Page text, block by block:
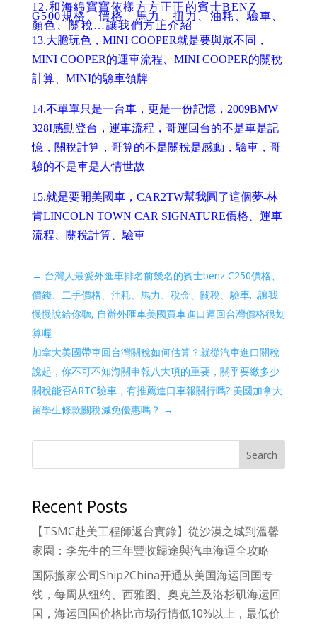
12.和海綿寶寶依樣方方正正的賓士BENZ
G500規格、價格、馬力、扭力、油耗、驗車、
顏色、關稅…讓我們方正介紹
13.大膽玩色，MINI COOPER就是要與眾不同，
MINI COOPER的運車流程、MINI COOPER的關稅
計算、MINI的驗車領牌
14.不單單只是一台車，更是一份記憶，2009BMW
328I感動登台，運車流程，哥運回台的不是車是記
憶，關稅計算，哥算的不是關稅是感動，驗車，哥
驗的不是車是人情世故
15.就是要開美國車，CAR2TW幫我圓了這個夢-林
肯LINCOLN TOWN CAR SIGNATURE價格、運車
流程、關稅計算、驗車
← 台灣人最愛外匯車排名前幾名的賓士benz C250價格、
價錢、二手價格、油耗、馬力、稅金、關稅、驗車....讓我
慢慢說給你聽, 自辦外匯車美國買車進口運回台灣價格很划
算喔
加拿大美國帶車回台灣關稅如何估算？就從汽車進口關稅
說起，你不可不知海關申報八大項的重要，關乎要繳多少
關稅能否ARTC驗車，有推薦進口車報關行嗎? 美國加拿大
留學生條款關稅減免優惠嗎？ →
Search
Recent Posts
【TSMC赴美工程師返台實錄】從沙漠之城到溫馨
家園：李先生的三年豐收歸途與汽車海運全攻略
国际搬家公司Ship2China开通从美国海运回国专
线，每周从纽约、西雅图、奥克兰及洛杉矶海运回
国，海运回国价格比市场行情低10%以上，最低价